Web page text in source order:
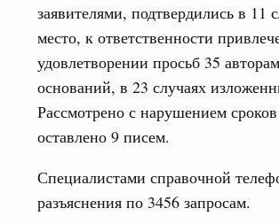
заявителями, подтвердились в 11
место, к ответственности
удовлетворении просьб 35
оснований, в 23 случаях
Рассмотрено с нарушением
оставлено 9 писем.
Специалистами справочной
разъяснения по 3456 запросам.
года обращениях граждан
6 октября 2025, понедельник
в Правительство
года обращениях граждан
5 сентября 2025, пятница